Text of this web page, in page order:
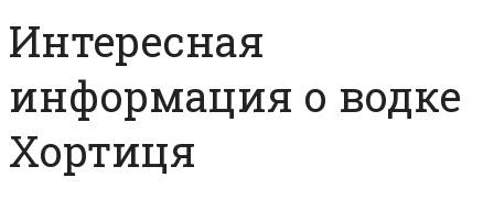
Интересная
информация о водке
Хортиця